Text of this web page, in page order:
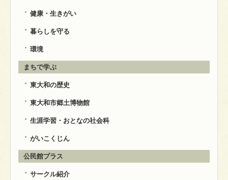
健康・生きがい
暮らしを守る
環境
まちで学ぶ
東大和の歴史
東大和市郷土博物館
生涯学習・おとなの社会科
がいこくじん
公民館プラス
サークル紹介